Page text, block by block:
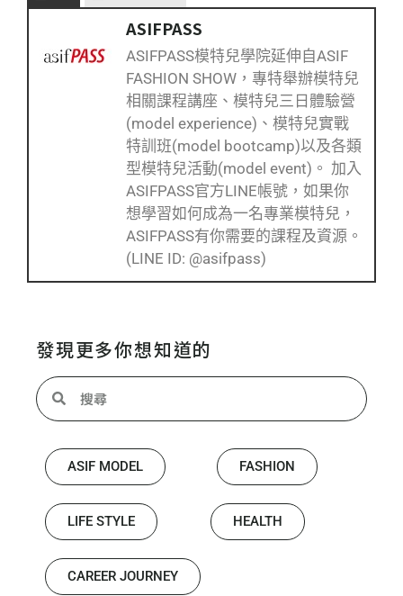
ASIFPASS
ASIFPASS模特兒學院延伸自ASIF
FASHION SHOW，專特舉辦模特兒
相關課程講座、模特兒三日體驗營
(model experience)、模特兒實戰
特訓班(model bootcamp)以及各類
型模特兒活動(model event)。 加入
ASIFPASS官方LINE帳號，如果你
想學習如何成為一名專業模特兒，
ASIFPASS有你需要的課程及資源。
(LINE ID: @asifpass)
發現更多你想知道的
ASIF MODEL FASHION
LIFE STYLE HEALTH
CAREER JOURNEY